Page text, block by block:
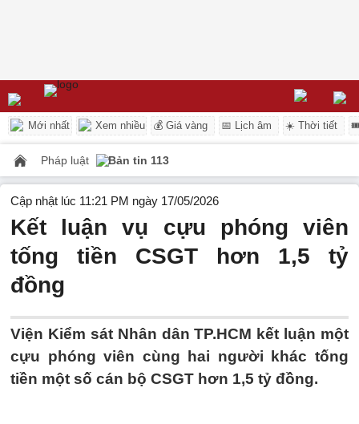
Mới nhất Xem nhiều 💰 Giá vàng 📅 Lịch âm ☀️ Thời tiết
Pháp luật Bản tin 113
Cập nhật lúc 11:21 PM ngày 17/05/2026
Kết luận vụ cựu phóng viên
tống tiền CSGT hơn 1,5 tỷ
đồng
Viện Kiểm sát Nhân dân TP.HCM kết luận một
cựu phóng viên cùng hai người khác tống
tiền một số cán bộ CSGT hơn 1,5 tỷ đồng.